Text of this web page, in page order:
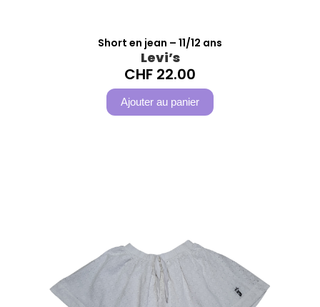
Short en jean – 11/12 ans
Levi’s
CHF 22.00
Ajouter au panier